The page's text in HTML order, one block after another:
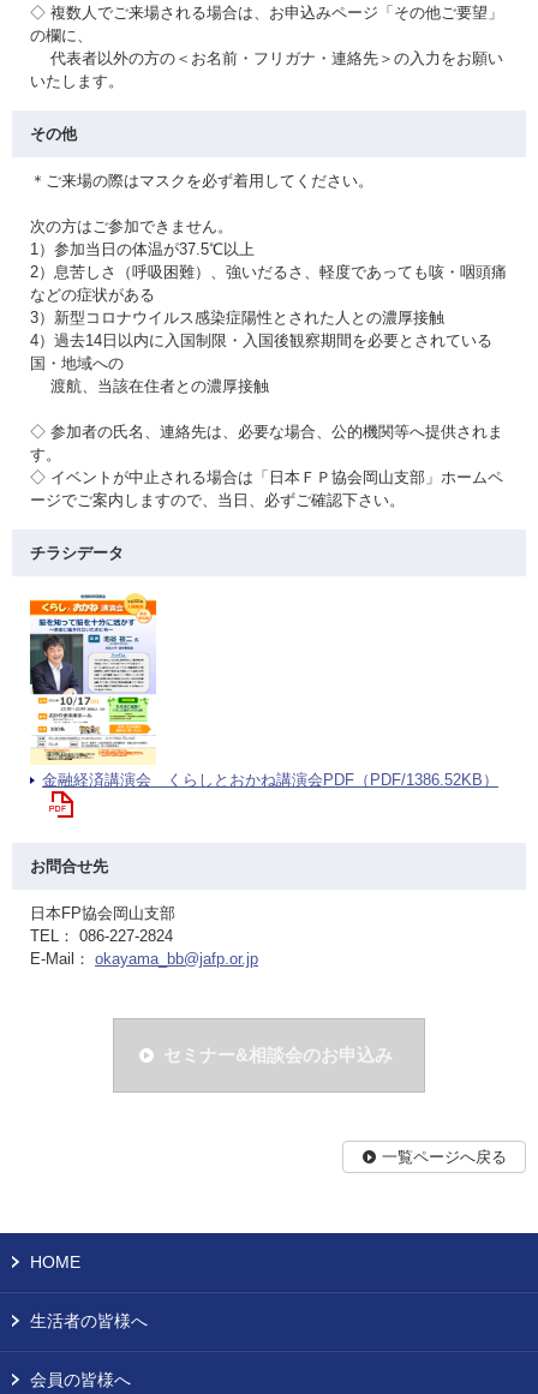
◇ 複数人でご来場される場合は、お申込みページ「その他ご要望」
の欄に、
代表者以外の方の＜お名前・フリガナ・連絡先＞の入力をお願い
いたします。
その他
＊ご来場の際はマスクを必ず着用してください。
次の方はご参加できません。
1）参加当日の体温が37.5℃以上
2）息苦しさ（呼吸困難）、強いだるさ、軽度であっても咳・咽頭痛
などの症状がある
3）新型コロナウイルス感染症陽性とされた人との濃厚接触
4）過去14日以内に入国制限・入国後観察期間を必要とされている
国・地域への
渡航、当該在住者との濃厚接触
◇ 参加者の氏名、連絡先は、必要な場合、公的機関等へ提供されま
す。
◇ イベントが中止される場合は「日本ＦＰ協会岡山支部」ホームペ
ージでご案内しますので、当日、必ずご確認下さい。
チラシデータ
金融経済講演会 くらしとおかね講演会PDF（PDF/1386.52KB）
お問合せ先
日本FP協会岡山支部
TEL： 086-227-2824
E-Mail： okayama_bb@jafp.or.jp
セミナー&相談会のお申込み
一覧ページへ戻る
HOME
生活者の皆様へ
会員の皆様へ